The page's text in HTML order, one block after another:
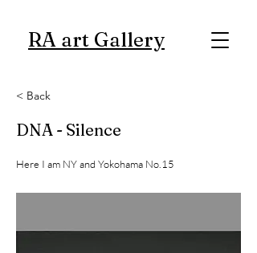
RA art Gallery
< Back
DNA - Silence
Here I am NY and Yokohama No.15